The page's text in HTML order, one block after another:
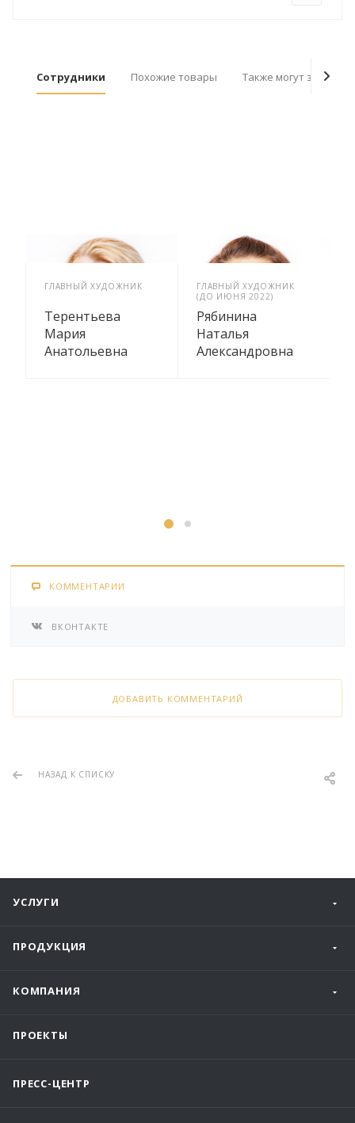
Сотрудники Похожие товары Также могут
ГЛАВНЫЙ ХУДОЖНИК
Терентьева
Мария
Анатольевна
ГЛАВНЫЙ ХУДОЖНИК
(ДО ИЮНЯ 2022)
Рябинина
Наталья
Александровна
КОММЕНТАРИИ
ВКОНТАКТЕ
ДОБАВИТЬ КОММЕНТАРИЙ
НАЗАД К СПИСКУ
УСЛУГИ
ПРОДУКЦИЯ
КОМПАНИЯ
ПРОЕКТЫ
ПРЕСС-ЦЕНТР